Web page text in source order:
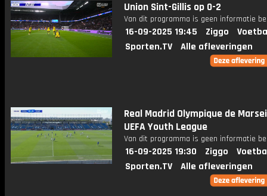
Union Sint-Gillis op 0-2
Van dit programma is geen informatie
16-09-2025 19:45 Ziggo
Sporten.TV
Alle afleveringen
Real Madrid Olympique de
UEFA Youth League
Van dit programma is geen informatie
16-09-2025 19:30 Ziggo
Sporten.TV
Alle afleveringen